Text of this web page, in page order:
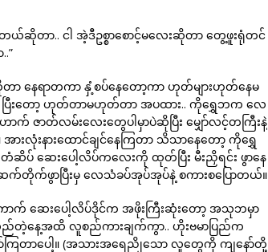
တာ.. ငါ အဲ့ဒီဥစ္စာစောင့်မလေးဆိုတာ တွေ့ဖူးရုံတင်
ာ နေရာတကာ နှံ့စပ်နေတော့ကာ ဟုတ်များဟုတ်နေမ
။ ပြီးတော့ ဟုတ်တာမဟုတ်တာ အပထား.. ကိုရွှေဘက လေ
ာတ်လမ်းလေးတွေပါမှာပဲဆိုပြီး မျှော်လင့်တကြီးနဲ့
ားလုံးနားထောင်ချင်နေကြတာ သိသာနေတော့ ကိုရွှေ
ဆေးပေါ့လိပ်ကလေးကို ထုတ်ပြီး မီးညှိရင်း ဖွာနေ
က်တိုက်ဖွာပြီးမှ လေသံခပ်အုပ်အုပ်နဲ့ စကားစပြောတယ်။
ောက် ဆေးပေါ့လိပ်ဒိုင်က အဖိုးကြီးဆုံးတော့ အသုဘမှာ
ည်တဲ့နေ့အထိ လူစည်ကားချက်ကွာ.. ဟိုးဗမာပြည်က
တာပေါ့။ (အသားအရေညိုသော လူတွေကို ကျနော်တို့